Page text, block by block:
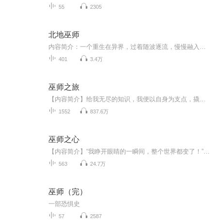
55 2305
北地巫师
401 3.4万
巫师之旅
1552 837.6万
巫师之心
563 24.7万
巫师（完）
一部恐惧史
57 2587